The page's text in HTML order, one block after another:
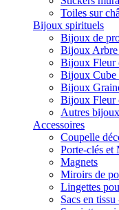
Toiles sur
Bijoux spirituels
Bijoux de
Bijoux
Bijoux Fleur
Bijoux Cube
Bijoux
Bijoux Fleur
Autres
Accessoires
Coupelle
Porte-clés et
Magnets
Miroirs de
Lingettes
Sacs en